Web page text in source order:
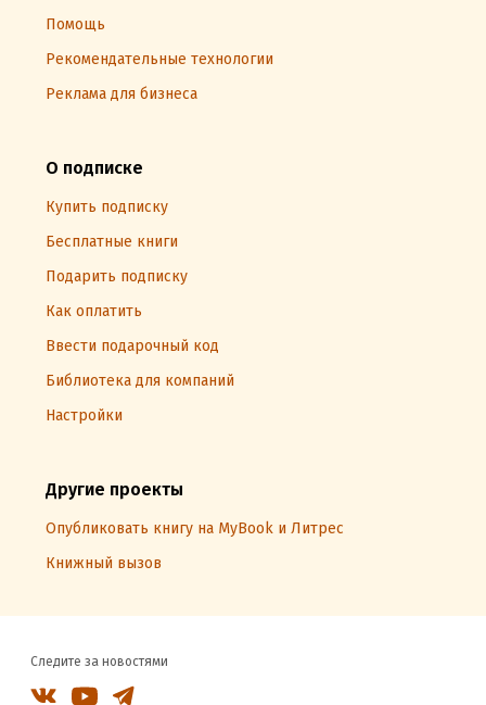
Помощь
Рекомендательные технологии
Реклама для бизнеса
О подписке
Купить подписку
Бесплатные книги
Подарить подписку
Как оплатить
Ввести подарочный код
Библиотека для компаний
Настройки
Другие проекты
Опубликовать книгу на MyBook и Литрес
Книжный вызов
Следите за новостями